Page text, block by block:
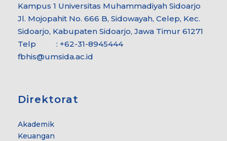
Kampus 1 Universitas Muhammadiyah Sidoarjo
Jl. Mojopahit No. 666 B, Sidowayah, Celep, Kec.
Sidoarjo, Kabupaten Sidoarjo, Jawa Timur 61271
Telp : +62-31-8945444
fbhis@umsida.ac.id
Direktorat
Akademik
Keuangan